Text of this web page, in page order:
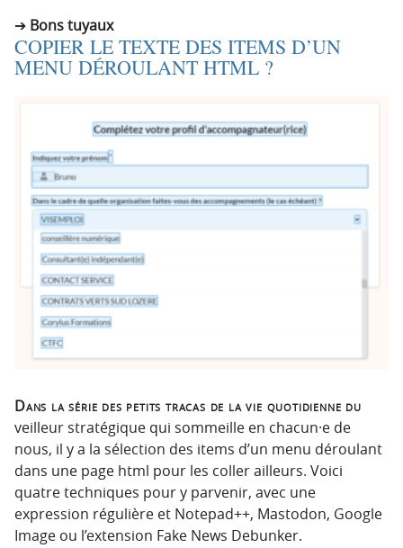
Bons tuyaux
COPIER LE TEXTE DES ITEMS D’UN
MENU DÉROULANT HTML ?
Dans la série des petits tracas de la vie quotidienne du
veilleur stratégique qui sommeille en chacun·e de
nous, il y a la sélection des items d’un menu déroulant
dans une page html pour les coller ailleurs. Voici
quatre techniques pour y parvenir, avec une
expression régulière et Notepad++, Mastodon, Google
Image ou l’extension Fake News Debunker.